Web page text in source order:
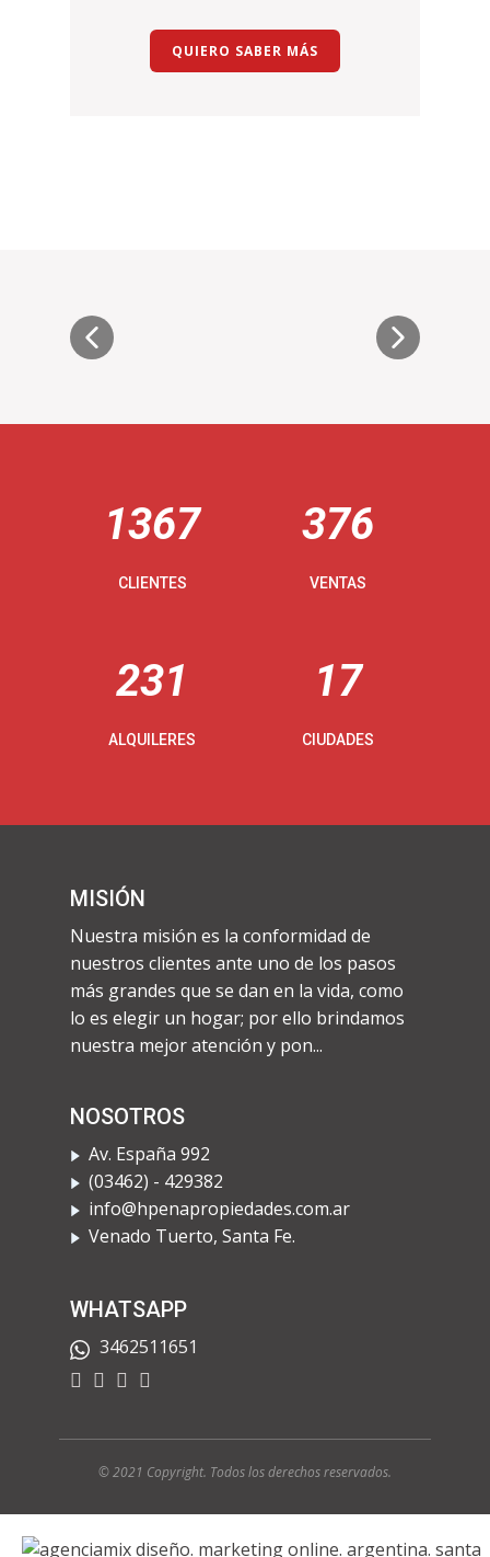
QUIERO SABER MÁS
1367
CLIENTES
376
VENTAS
231
ALQUILERES
17
CIUDADES
MISIÓN
Nuestra misión es la conformidad de
nuestros clientes ante uno de los pasos
más grandes que se dan en la vida, como
lo es elegir un hogar; por ello brindamos
nuestra mejor atención y pon...
NOSOTROS
Av. España 992
​(03462) - 429382
info@hpenapropiedades.com.ar
​Venado Tuerto, Santa Fe.
WHATSAPP
3462511651
© 2021 Copyright. Todos los derechos reservados.